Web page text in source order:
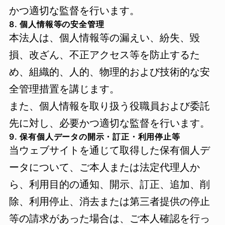
かつ適切な監督を行います。
8. 個人情報等の安全管理
本法人は、個人情報等の漏えい、紛失、毀
損、改ざん、不正アクセス等を防止するた
め、組織的、人的、物理的および技術的な安
全管理措置を講じます。
また、個人情報を取り扱う役職員および委託
先に対し、必要かつ適切な監督を行います。
9. 保有個人データの開示・訂正・利用停止等
当ウェブサイトを通じて取得した保有個人デ
ータについて、ご本人または法定代理人か
ら、利用目的の通知、開示、訂正、追加、削
除、利用停止、消去または第三者提供の停止
等の請求があった場合は、ご本人確認を行っ